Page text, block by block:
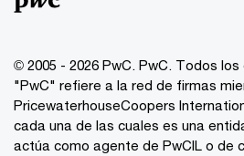
© 2005 - 2026 PwC. PwC. Todos
"PwC" refiere a la red de firmas
PricewaterhouseCoopers
cada una de las cuales es una
actúa como agente de PwCIL o de